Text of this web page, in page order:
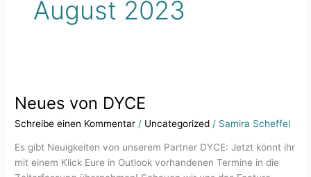
August 2023
Neues von DYCE
Schreibe einen Kommentar / Uncategorized / Samira Scheffel
Es gibt Neuigkeiten von unserem Partner DYCE: Jetzt könnt ihr
mit einem Klick Eure in Outlook vorhandenen Termine in die
DYCE